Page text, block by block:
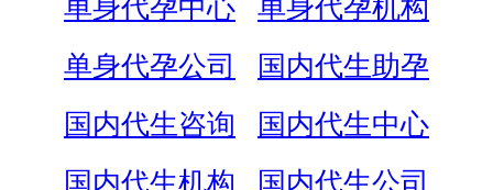
单身代孕中心
单身代孕机构
单身代孕公司
国内代生助孕
国内代生咨询
国内代生中心
国内代生机构
国内代生公司